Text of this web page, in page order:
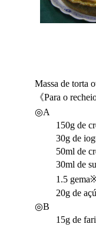
Massa de torta
《Para o recheio
◎A
150g de
30g de
50ml de
30ml de
1.5
20g de
◎B
15g de